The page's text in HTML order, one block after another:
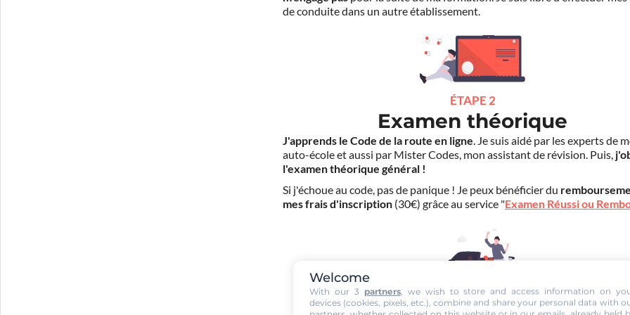
de conduite dans un autre établissement.
ÉTAPE 2
Examen théorique
J'apprends le Code de la route en ligne. Je suis aidé par les experts de
auto-école et aussi par Mister Codes, mon assistant de révision. Puis,
l'examen théorique général !
Si j'échoue au code, pas de panique ! Je peux bénéficier du
mes frais d'inscription (30€) grâce au service "Examen Réussi ou
ÉTAPE 3
Welcome
With our 3 partners, we wish to store and access information on
devices (cookies, pixels, etc.), combine and share your personal data with